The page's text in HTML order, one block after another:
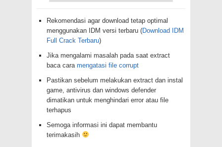
Rekomendasi agar download tetap optimal
menggunakan IDM versi terbaru (Download IDM
Full Crack Terbaru)
Jika mengalami masalah pada saat extract
baca cara mengatasi file corrupt
Pastikan sebelum melakukan extract dan instal
game, antivirus dan windows defender
dimatikan untuk menghindari error atau file
terhapus
Semoga informasi ini dapat membantu
terimakasih